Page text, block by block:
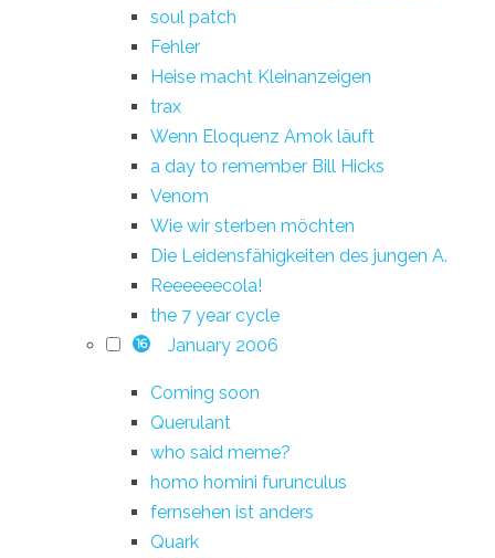
soul patch
Fehler
Heise macht Kleinanzeigen
trax
Wenn Eloquenz Amok läuft
a day to remember Bill Hicks
Venom
Wie wir sterben möchten
Die Leidensfähigkeiten des jungen A.
Reeeeeecola!
the 7 year cycle
16 January 2006
Coming soon
Querulant
who said meme?
homo homini furunculus
fernsehen ist anders
Quark